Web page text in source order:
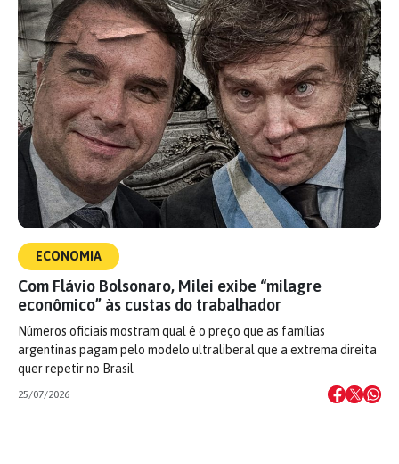
ECONOMIA
Com Flávio Bolsonaro, Milei exibe “milagre
econômico” às custas do trabalhador
Números oficiais mostram qual é o preço que as famílias
argentinas pagam pelo modelo ultraliberal que a extrema direita
quer repetir no Brasil
25/07/2026